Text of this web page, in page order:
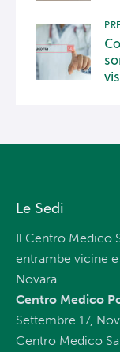
Le Sedi
Il Centro Medico
entrambe vicine
Novara.
Centro Medico
Settembre 17,
Centro Medico